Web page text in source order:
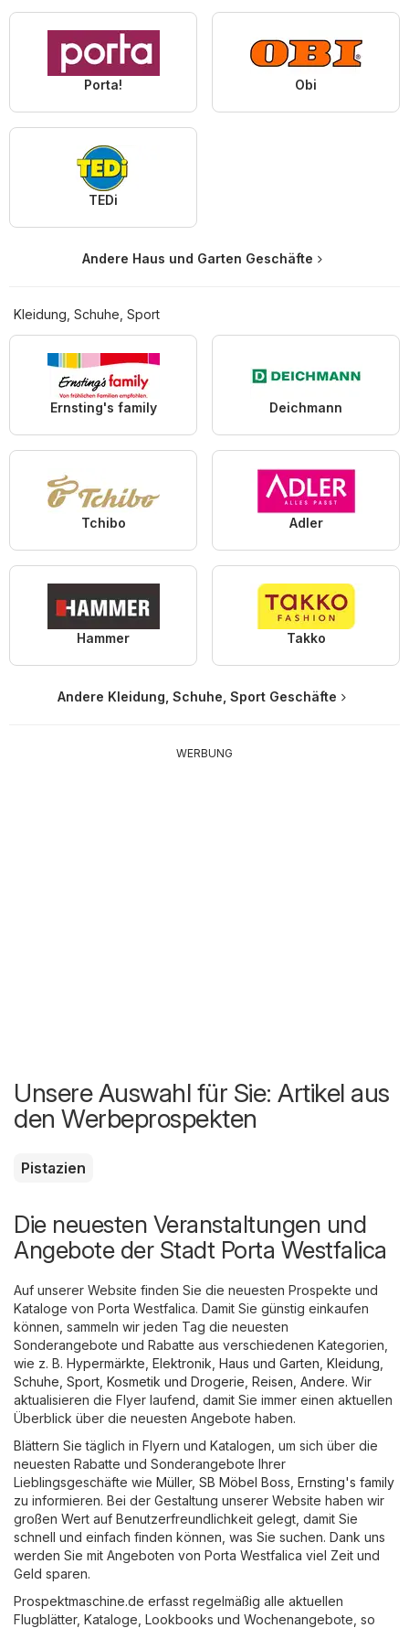
Porta! Obi
TEDi
Andere Haus und Garten Geschäfte
Kleidung, Schuhe, Sport
Ernsting's family Deichmann
Tchibo Adler
Hammer Takko
Andere Kleidung, Schuhe, Sport Geschäfte
WERBUNG
Unsere Auswahl für Sie: Artikel aus
den Werbeprospekten
Pistazien
Die neuesten Veranstaltungen und
Angebote der Stadt Porta Westfalica
Auf unserer Website finden Sie die neuesten Prospekte und
Kataloge von Porta Westfalica. Damit Sie günstig einkaufen
können, sammeln wir jeden Tag die neuesten
Sonderangebote und Rabatte aus verschiedenen Kategorien,
wie z. B. Hypermärkte Elektronik Haus und Garten Kleidung,
Schuhe, Sport Kosmetik und Drogerie Reisen Andere. Wir
aktualisieren die Flyer laufend, damit Sie immer einen aktuellen
Überblick über die neuesten Angebote haben.
Blättern Sie täglich in Flyern und Katalogen, um sich über die
neuesten Rabatte und Sonderangebote Ihrer
Lieblingsgeschäfte wie Müller, SB Möbel Boss Ernsting's family
zu informieren. Bei der Gestaltung unserer Website haben wir
großen Wert auf Benutzerfreundlichkeit gelegt, damit Sie
schnell und einfach finden können, was Sie suchen. Dank uns
werden Sie mit Angeboten von Porta Westfalica viel Zeit und
Geld sparen.
Prospektmaschine.de erfasst regelmäßig alle aktuellen
Flugblätter, Kataloge, Lookbooks und Wochenangebote, so